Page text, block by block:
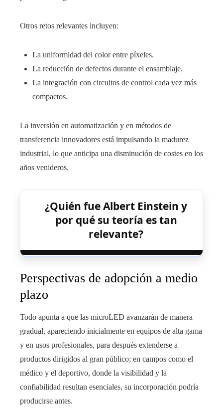
Otros retos relevantes incluyen:
La uniformidad del color entre píxeles.
La reducción de defectos durante el ensamblaje.
La integración con circuitos de control cada vez más
compactos.
La inversión en automatización y en métodos de
transferencia innovadores está impulsando la madurez
industrial, lo que anticipa una disminución de costes en los
años venideros.
¿Quién fue Albert Einstein y
por qué su teoría es tan
relevante?
Perspectivas de adopción a medio
plazo
Todo apunta a que las microLED avanzarán de manera
gradual, apareciendo inicialmente en equipos de alta gama
y en usos profesionales, para después extenderse a
productos dirigidos al gran público; en campos como el
médico y el deportivo, donde la visibilidad y la
confiabilidad resultan esenciales, su incorporación podría
producirse antes.